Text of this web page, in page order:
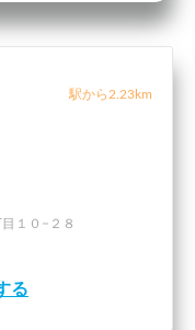
駅から2.23km
１０−２８
る